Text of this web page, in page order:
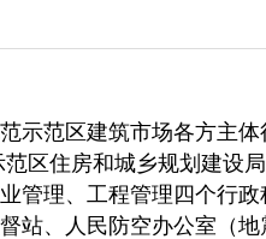
示范区建筑市场各方主
区住房和城乡规划建设
理、工程管理四个行政
站、人民防空办公室（